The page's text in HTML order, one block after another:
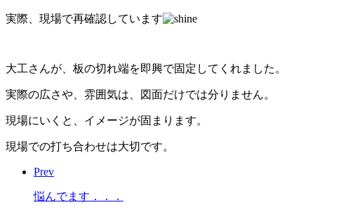
実際、現場で再確認しています
大工さんが、板の切れ端を即興で固定してくれました。
実際の広さや、雰囲気は、図面だけでは分りません。
現場にいくと、イメージが固まります。
現場での打ち合わせは大切です。
Prev
悩んでます．．．